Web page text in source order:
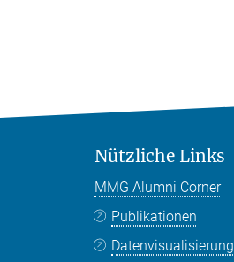
Nützliche Links
MMG Alumni Corner
Publikationen
Datenvisualisierung